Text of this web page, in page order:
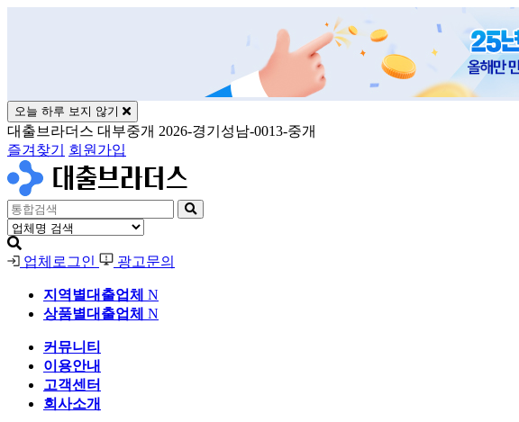
오늘 하루 보지 않기
대출브라더스 대부중개 2026-경기성남-0013-중개
즐겨찾기
회원가입
업체로그인 광고문의
지역별대출업체 N
상품별대출업체 N
커뮤니티
이용안내
고객센터
회사소개